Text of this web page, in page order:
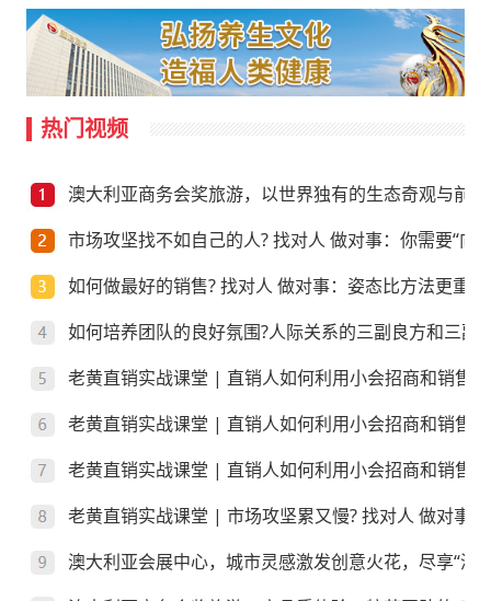
热门视频
澳大利亚商务会奖旅游，以世界独有的生态奇观与前
市场攻坚找不如自己的人? 找对人 做对事：你需要“向
如何做最好的销售? 找对人 做对事：姿态比方法更重要!
如何培养团队的良好氛围?人际关系的三副良方和三副
老黄直销实战课堂 | 直销人如何利用小会招商和销售
老黄直销实战课堂 | 直销人如何利用小会招商和销售
老黄直销实战课堂 | 直销人如何利用小会招商和销售
老黄直销实战课堂 | 市场攻坚累又慢? 找对人 做对事
澳大利亚会展中心，城市灵感激发创意火花，尽享“澳”